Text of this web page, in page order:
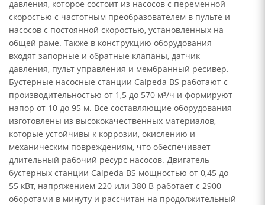
давления, которое состоит из насосов с переменной
скоростью с частотным преобразователем в пульте и
насосов с постоянной скоростью, установленных на
общей раме. Также в конструкцию оборудования
входят запорные и обратные клапаны, датчик
давления, пульт управления и мембранный ресивер.
Бустерные насосные станции Calpeda BS работают с
производительностью от 1,5 до 570 м³/ч и формируют
напор от 10 до 95 м. Все составляющие оборудования
изготовлены из высококачественных материалов,
которые устойчивы к коррозии, окислению и
механическим повреждениям, что обеспечивает
длительный рабочий ресурс насосов. Двигатель
бустерных станции Calpeda BS мощностью от 0,45 до
55 кВт, напряжением 220 или 380 В работает с 2900
оборотами в минуту и рассчитан на продолжительный